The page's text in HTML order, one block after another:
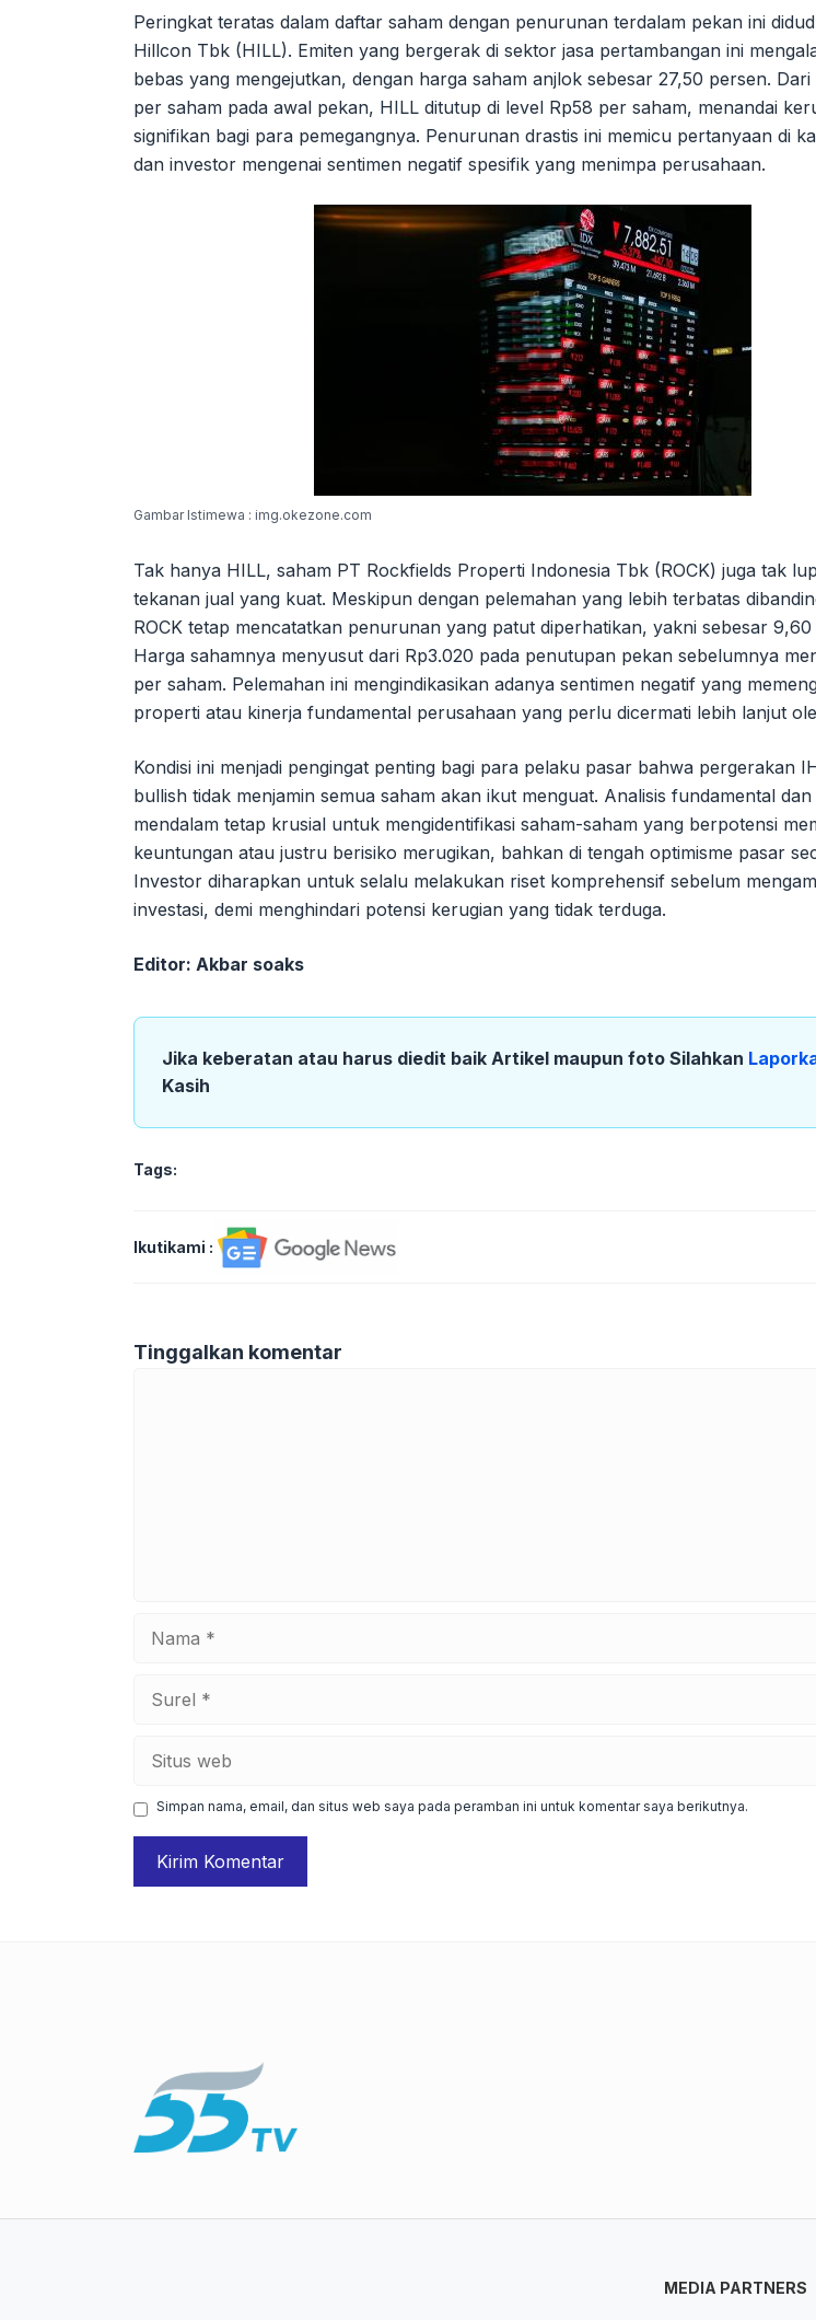
Peringkat teratas dalam daftar saham dengan penurunan terdalam pekan ini
Hillcon Tbk (HILL). Emiten yang bergerak di sektor jasa pertambangan ini
bebas yang mengejutkan, dengan harga saham anjlok sebesar 27,50 persen. Dari
per saham pada awal pekan, HILL ditutup di level Rp58 per saham, menandai
signifikan bagi para pemegangnya. Penurunan drastis ini memicu pertanyaan di
dan investor mengenai sentimen negatif spesifik yang menimpa perusahaan.
Gambar Istimewa : img.okezone.com
Tak hanya HILL, saham PT Rockfields Properti Indonesia Tbk (ROCK) juga tak
tekanan jual yang kuat. Meskipun dengan pelemahan yang lebih terbatas
ROCK tetap mencatatkan penurunan yang patut diperhatikan, yakni sebesar 9,60
Harga sahamnya menyusut dari Rp3.020 pada penutupan pekan sebelumnya
per saham. Pelemahan ini mengindikasikan adanya sentimen negatif yang
properti atau kinerja fundamental perusahaan yang perlu dicermati lebih lanjut
Kondisi ini menjadi pengingat penting bagi para pelaku pasar bahwa pergerakan
bullish tidak menjamin semua saham akan ikut menguat. Analisis fundamental
mendalam tetap krusial untuk mengidentifikasi saham-saham yang berpotensi
keuntungan atau justru berisiko merugikan, bahkan di tengah optimisme pasar
Investor diharapkan untuk selalu melakukan riset komprehensif sebelum
investasi, demi menghindari potensi kerugian yang tidak terduga.
Editor: Akbar soaks
Jika keberatan atau harus diedit baik Artikel maupun foto Silahkan
Kasih
Tags:
Ikutikami :
Tinggalkan komentar
web
Simpan nama, email, dan situs web saya pada peramban ini untuk komentar saya berikutnya.
MEDIA PARTNERS